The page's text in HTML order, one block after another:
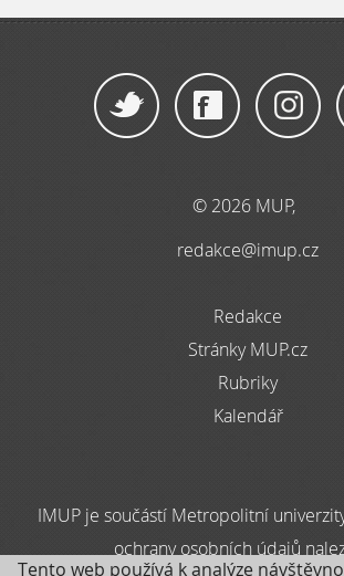
© 2026 MUP,
redakce@imup.cz
Redakce
Stránky MUP.cz
Rubriky
Kalendář
IMUP je součástí Metropolitní
ochrany osobních údajů
Tento web používá k analýze